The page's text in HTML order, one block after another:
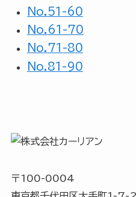
No. 51-60
No. 61-70
No. 71-80
No.81-90
〒100-0004